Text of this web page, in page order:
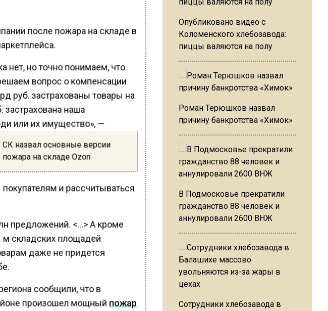
после пожара на складе в
нет, но точно понимаем, что
вопрос о компенсации
руб. застрахованы товары на
застрахована наша
или их имущество», —
СК назвал основные версии
пожара на складе Ozon
и рассчитываться
предложений. <…> А кроме
складских площадей
даже не придется
сообщили, что в
произошел мощный пожар
Опубликовано видео с
Коломенского хлебозавода:
пиццы валяются на полу
Роман Терюшков назвал
причину банкротства «Химок»
В Подмосковье прекратили
гражданство 88 человек и
аннулировали 2600 ВНЖ
Сотрудники хлебозавода в